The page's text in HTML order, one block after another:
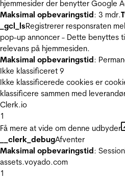
hjemmesider der benytter Google
Maksimal opbevaringstid: 3 mdr.
_gcl_lsRegistrerer responsraten
pop-up annoncer - Dette benyttes
relevans på hjemmesiden.
Maksimal opbevaringstid:
Ikke klassificeret 9
Ikke klassificerede cookies er
klassificere sammen med
Clerk.io
1
Få mere at vide om denne udbyder
__clerk_debugAfventer
Maksimal opbevaringstid: Session
assets.voyado.com
1